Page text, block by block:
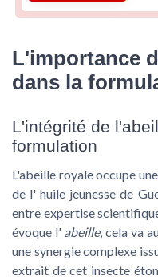
L'importance
dans la
L'intégrité de
formulation
L'abeille royale occupe
de l'huile jeunesse de
entre expertise
évoque l' abeille, cela va
une synergie complexe
extrait de cet insecte